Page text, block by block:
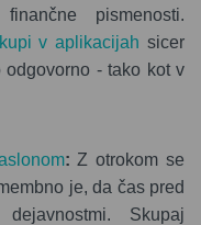
pismenosti.
v aplikacijah sicer
- tako kot v
: Z otrokom se
je, da čas pred
Skupaj